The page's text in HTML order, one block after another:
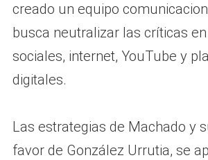
creado un equipo
busca neutralizar las críticas
sociales, internet, YouTube y
digitales.
Las estrategias de Machado y
favor de González Urrutia, se